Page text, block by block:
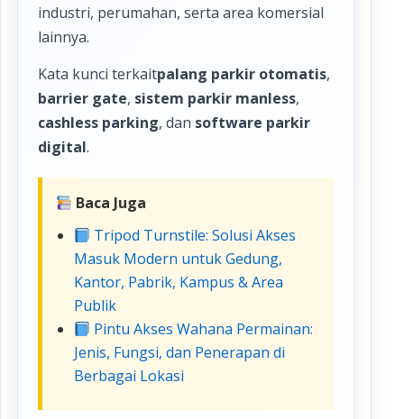
industri, perumahan, serta area komersial
lainnya.
Kata kunci terkaitpalang parkir otomatis,
barrier gate, sistem parkir manless,
cashless parking, dan software parkir
digital.
Baca Juga
Tripod Turnstile: Solusi Akses
Masuk Modern untuk Gedung,
Kantor, Pabrik, Kampus & Area
Publik
Pintu Akses Wahana Permainan:
Jenis, Fungsi, dan Penerapan di
Berbagai Lokasi